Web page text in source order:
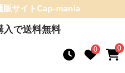
販サイトCap-mania
入で送料無料
0 0